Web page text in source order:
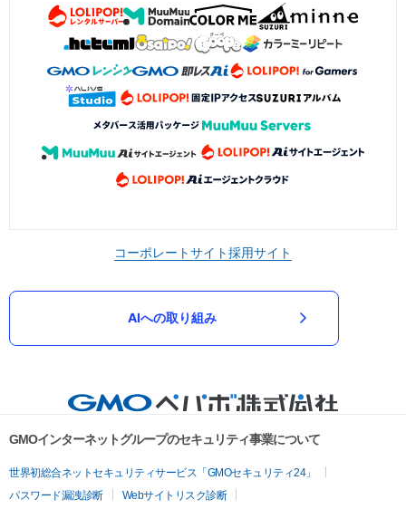
コーポレートサイト採用サイト
AIへの取り組み
GMOインターネットグループのセキュリティ事業について
世界初総合ネットセキュリティサービス「GMOセキュリティ24」
パスワード漏洩診断
Webサイトリスク診断